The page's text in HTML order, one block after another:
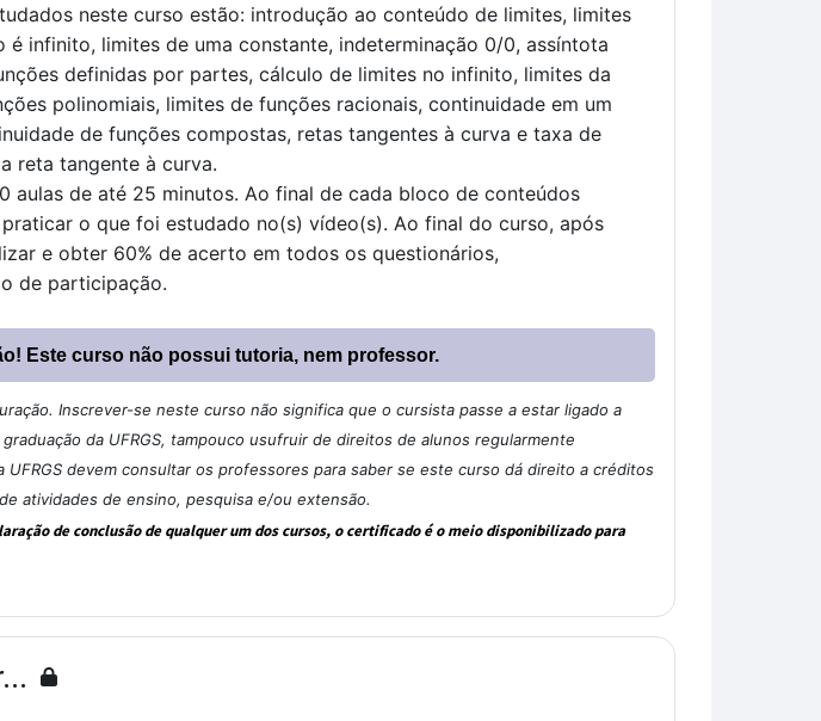
neste curso estão: introdução ao conteúdo de limites, limites
é infinito, limites de uma constante, indeterminação 0/0, assíntota
definidas por partes, cálculo de limites no infinito, limites da
polinomiais, limites de funções racionais, continuidade em um
de funções compostas, retas tangentes à curva e taxa de
reta tangente à curva.
aulas de até 25 minutos. Ao final de cada bloco de conteúdos
o que foi estudado no(s) vídeo(s). Ao final do curso, após
e obter 60% de acerto em todos os questionários,
de participação.
Este curso não possui tutoria, nem professor.
Inscrever-se neste curso não significa que o cursista passe a estar ligado a
da UFRGS, tampouco usufruir de direitos de alunos regularmente
UFRGS devem consultar os professores para saber se este curso dá direito a créditos
atividades de ensino, pesquisa e/ou extensão.
de conclusão de qualquer um dos cursos, o certificado é o meio disponibilizado para